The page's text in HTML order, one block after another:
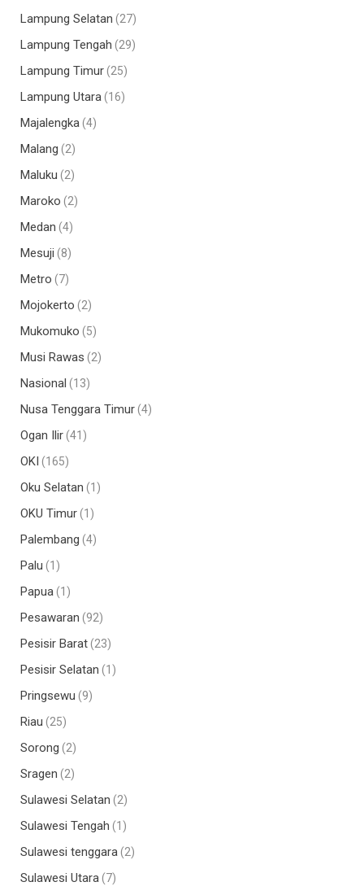
Lampung Selatan (27)
Lampung Tengah (29)
Lampung Timur(25)
Lampung Utara(16)
Majalengka(4)
Malang (2)
Maluku (2)
Maroko (2)
Medan (4)
Mesuji (8)
Metro (7)
Mojokerto (2)
Mukomuko (5)
Musi Rawas (2)
Nasional (13)
Nusa Tenggara Timur(4)
Ogan Ilir(41)
OKI (165)
Oku Selatan (1)
OKU Timur(1)
Palembang (4)
Palu (1)
Papua(1)
Pesawaran (92)
Pesisir Barat(23)
Pesisir Selatan (1)
Pringsewu (9)
Riau (25)
Sorong (2)
Sragen (2)
Sulawesi Selatan (2)
Sulawesi Tengah (1)
Sulawesi tenggara(2)
Sulawesi Utara(7)